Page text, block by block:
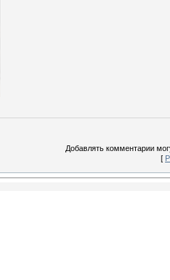
Добавлять комментарии
[